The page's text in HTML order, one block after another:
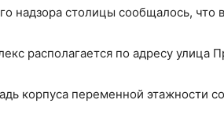
надзора столицы сообщалось, что
располагается по адресу улица
корпуса переменной этажности